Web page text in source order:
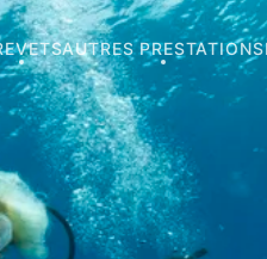
AUTRES PRESTATIONS